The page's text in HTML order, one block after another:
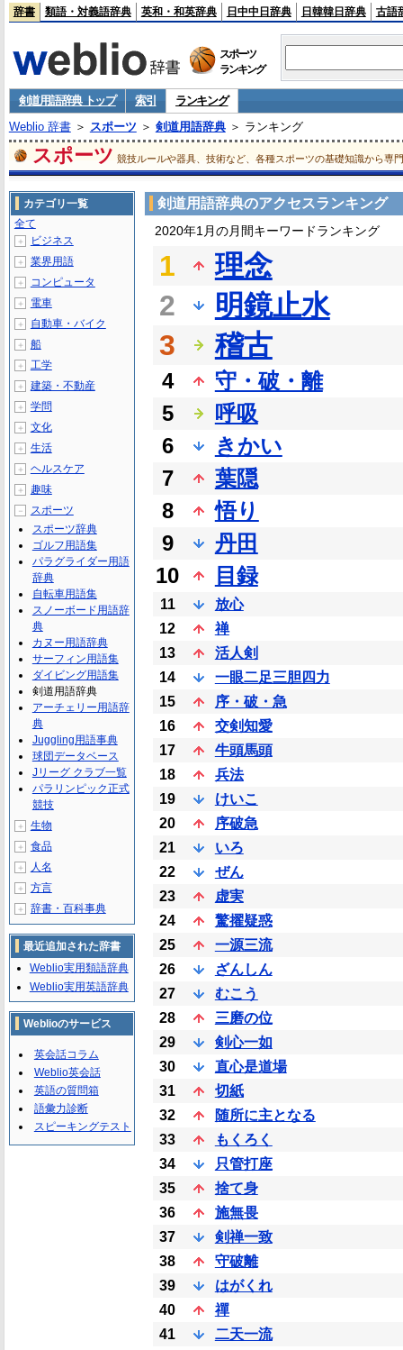
辞書 類語・対義語辞典 英和・和英辞典 日中中日辞典 日韓韓日辞典 古語
スポーツ
ランキング
剣道用語辞典 トップ 索引
ランキング
Weblio 辞書＞ スポーツ ＞ 剣道用語辞典＞ ランキング
スポーツ 競技ルールや器具、技術など、各種スポーツの基礎知識から専
剣道用語辞典のアクセスランキング
2020年1月の月間キーワードランキング
1
理念
2
明鏡止水
3
稽古
4
守・破・離
5
呼吸
6
きかい
7
葉隠
8
悟り
9
丹田
10
目録
11
放心
12
禅
13
活人剣
14
一眼二足三胆四力
15
序・破・急
16
交剣知愛
17
牛頭馬頭
18
兵法
19
けいこ
20
序破急
21
いろ
22
ぜん
23
虚実
24
驚擢疑惑
25
一源三流
26
ざんしん
27
むこう
28
三磨の位
29
剣心一如
30
直心是道場
31
切紙
32
随所に主となる
33
もくろく
34
只管打座
35
捨て身
36
施無畏
37
剣禅一致
38
守破離
39
はがくれ
40
禪
41
二天一流
カテゴリ一覧
全て
＋ ビジネス
＋ 業界用語
＋ コンピュータ
＋ 電車
＋ 自動車・バイク
＋ 船
＋ 工学
＋ 建築・不動産
＋ 学問
＋ 文化
＋ 生活
＋ ヘルスケア
＋ 趣味
－
スポーツ
スポーツ辞典
ゴルフ用語集
パラグライダー用語
辞典
自転車用語集
スノーボード用語辞
典
カヌー用語辞典
サーフィン用語集
ダイビング用語集
剣道用語辞典
アーチェリー用語辞
典
Juggling用語事典
球団データベース
Jリーグ クラブ一覧
パラリンピック正式
競技
＋ 生物
＋ 食品
＋ 人名
＋ 方言
＋ 辞書・百科事典
最近追加された辞書
Weblio実用類語辞典
Weblio実用英語辞典
Weblioのサービス
英会話コラム
Weblio英会話
英語の質問箱
語彙力診断
スピーキングテスト